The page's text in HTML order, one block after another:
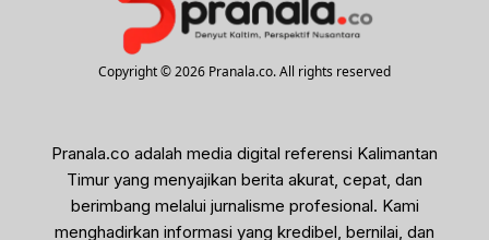
Copyright © 2026 Pranala.co. All rights reserved
Pranala.co adalah media digital referensi Kalimantan
Timur yang menyajikan berita akurat, cepat, dan
berimbang melalui jurnalisme profesional. Kami
menghadirkan informasi yang kredibel, bernilai, dan